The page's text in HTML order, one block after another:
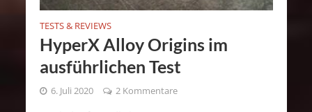
TESTS & REVIEWS
HyperX Alloy Origins im
ausführlichen Test
6. Juli 2020 2 Kommentare